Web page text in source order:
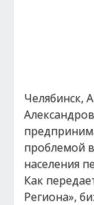
Челябинск,
проблемой в
населения
Как
Региона»,